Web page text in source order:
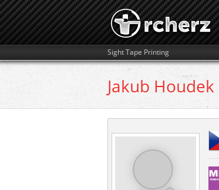
Sight Tape Printing
Jakub Houdek